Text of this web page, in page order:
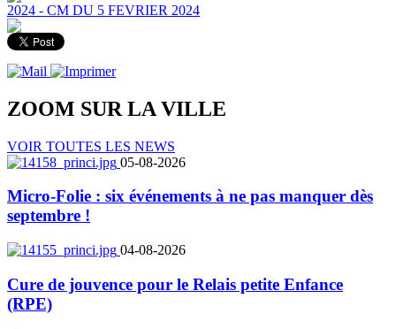
2024 - CM DU 5 FEVRIER 2024
ZOOM SUR LA VILLE
VOIR TOUTES LES NEWS
05-08-2026
Micro-Folie : six événements à ne pas manquer dès
septembre !
04-08-2026
Cure de jouvence pour le Relais petite Enfance
(RPE)